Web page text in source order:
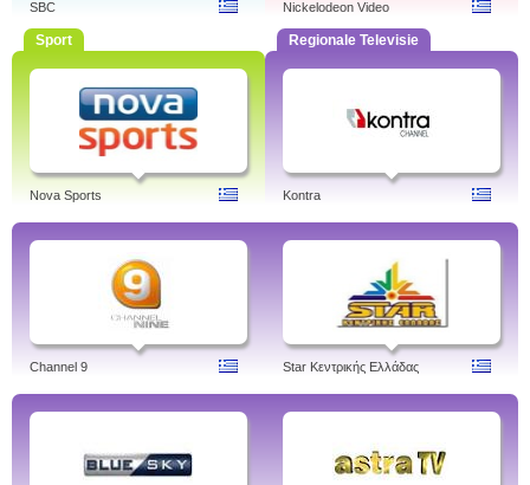
SBC Nickelodeon Video
Sport
Nova Sports
Regionale Televisie
Kontra
Channel 9 Star Κεντρικής Ελλάδας